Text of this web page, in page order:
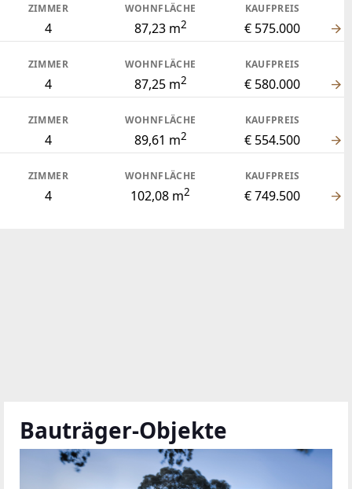
ZIMMER
4
WOHNFLÄCHE
87,23 m2
KAUFPREIS
€ 575.000
ZIMMER
4
WOHNFLÄCHE
87,25 m2
KAUFPREIS
€ 580.000
ZIMMER
4
WOHNFLÄCHE
89,61 m2
KAUFPREIS
€ 554.500
ZIMMER
4
WOHNFLÄCHE
102,08 m2
KAUFPREIS
€ 749.500
Bauträger-Objekte